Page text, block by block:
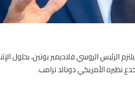
الرئيس الروسي فلاديمير بوتين، بحلول
نظيره الأمريكي دونالد ترامب.